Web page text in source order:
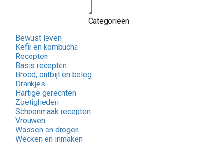
Categorieën
Bewust leven
Kefir en kombucha
Recepten
Basis recepten
Brood, ontbijt en beleg
Drankjes
Hartige gerechten
Zoetigheden
Schoonmaak recepten
Vrouwen
Wassen en drogen
Wecken en inmaken